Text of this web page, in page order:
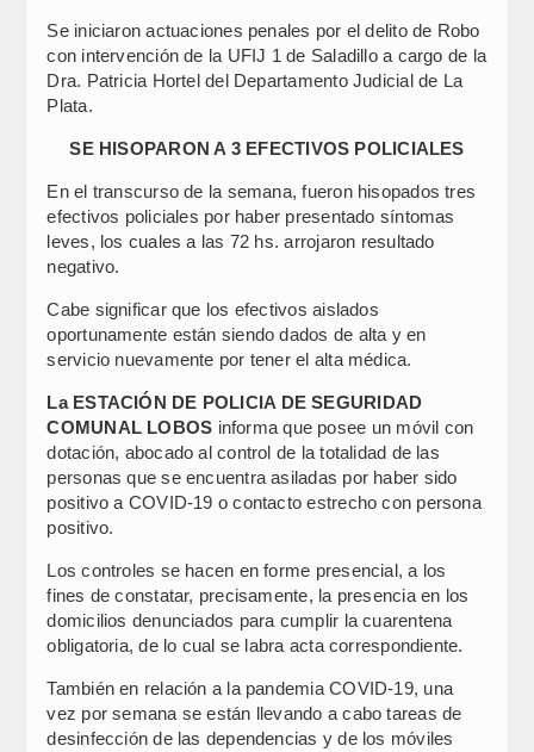
Se iniciaron actuaciones penales por el delito de Robo
con intervención de la UFIJ 1 de Saladillo a cargo de la
Dra. Patricia Hortel del Departamento Judicial de La
Plata.
SE HISOPARON A 3 EFECTIVOS POLICIALES
En el transcurso de la semana, fueron hisopados tres
efectivos policiales por haber presentado síntomas
leves, los cuales a las 72 hs. arrojaron resultado
negativo.
Cabe significar que los efectivos aislados
oportunamente están siendo dados de alta y en
servicio nuevamente por tener el alta médica.
La ESTACIÓN DE POLICIA DE SEGURIDAD
COMUNAL LOBOS informa que posee un móvil con
dotación, abocado al control de la totalidad de las
personas que se encuentra asiladas por haber sido
positivo a COVID-19 o contacto estrecho con persona
positivo.
Los controles se hacen en forme presencial, a los
fines de constatar, precisamente, la presencia en los
domicilios denunciados para cumplir la cuarentena
obligatoria, de lo cual se labra acta correspondiente.
También en relación a la pandemia COVID-19, una
vez por semana se están llevando a cabo tareas de
desinfección de las dependencias y de los móviles